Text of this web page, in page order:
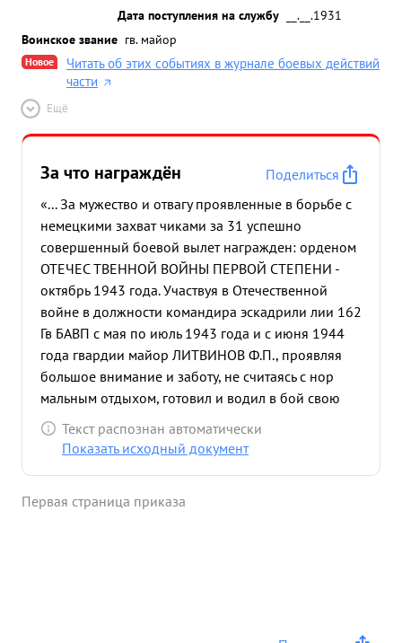
Дата поступления на службу
__.__.1931
Воинское звание гв. майор
Новое
Читать об этих событиях в журнале боевых действий
части
Ещё
За что награждён
Поделиться
«... За мужество и отвагу проявленные в борьбе с
немецкими захват чиками за 31 успешно
совершенный боевой вылет награжден: орденом
ОТЕЧЕС ТВЕННОЙ ВОЙНЫ ПЕРВОЙ СТЕПЕНИ -
октябрь 1943 года. Участвуя в Отечественной
войне в должности командира эскадрили лии 162
Гв БАВП с мая по июль 1943 года и с июня 1944
года гвардии майор ЛИТВИНОВ Ф.П., проявляя
большое внимание и заботу, не считаясь с нор
мальным отдыхом, готовил и водил в бой свою
эскадрилию, которая в полку заслуженно
занимает второе за снайперской эскадрилией
вылетов, из них 24 вылета на разведку, 18 на
Текст распознан автоматически
Показать исходный документ
Первая страница приказа